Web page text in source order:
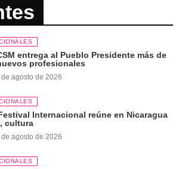
entrega al Pueblo Presidente más de
profesionales
de agosto de 2026
Internacional reúne en Nicaragua
cultura
de agosto de 2026